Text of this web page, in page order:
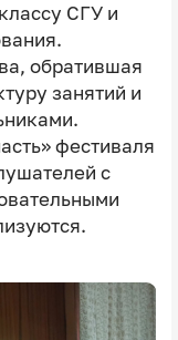
СГУ и
обратившая
занятий и
фестиваля
с